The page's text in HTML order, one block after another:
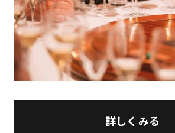
詳しくみる